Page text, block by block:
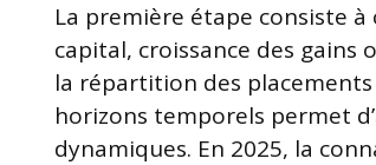
La première étape consiste
capital, croissance des
la répartition des
horizons temporels permet
dynamiques. En 2025, la